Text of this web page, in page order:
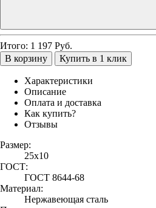
Итого: 1 197 Руб.
В корзину
Купить в 1 клик
Характеристики
Описание
Оплата и доставка
Как купить?
Отзывы
Размер:
25х10
ГОСТ:
ГОСТ 8644-68
Материал:
Нержавеющая сталь